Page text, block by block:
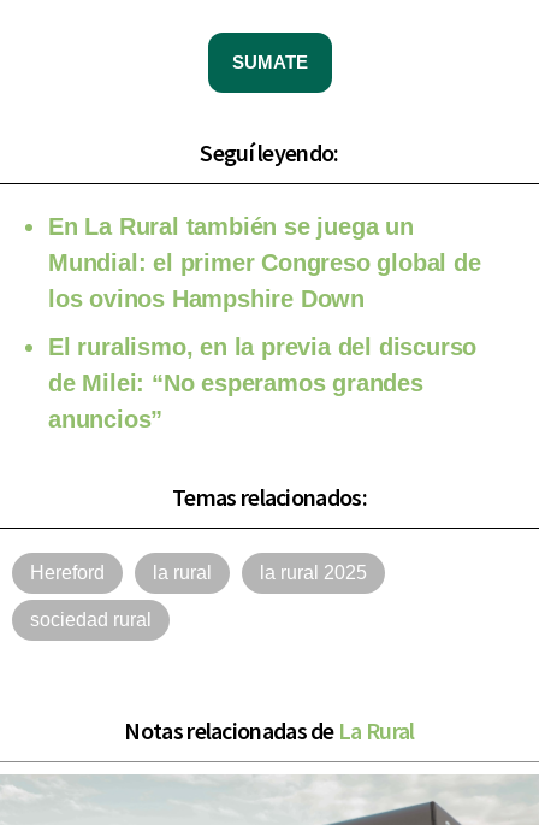
SUMATE
Seguí leyendo:
En La Rural también se juega un
Mundial: el primer Congreso global de
los ovinos Hampshire Down
El ruralismo, en la previa del discurso
de Milei: “No esperamos grandes
anuncios”
Temas relacionados:
Hereford la rural la rural 2025
sociedad rural
Notas relacionadas de La Rural